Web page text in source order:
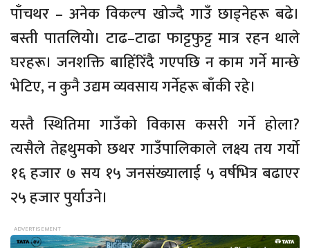
पाँचथर – अनेक विकल्प खोज्दै गाउँ छाड्नेहरू बढे।
बस्ती पातलियो। टाढ–टाढा फाट्टफुट्ट मात्र रहन थाले
घरहरू। जनशक्ति बाहिँरिँदै गएपछि न काम गर्ने मान्छे
भेटिए, न कुनै उद्यम व्यवसाय गर्नेहरू बाँकी रहे।
यस्तै स्थितिमा गाउँको विकास कसरी गर्ने होला?
त्यसैले तेह्रथुमको छथर गाउँपालिकाले लक्ष्य तय गर्यो
१६ हजार ७ सय १५ जनसंख्यालाई ५ वर्षभित्र बढाएर
२५ हजार पुर्याउने।